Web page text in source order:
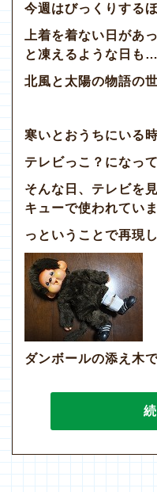
今週はびっくりする
上着を着ない日があ
と凍えるような日も…
北風と太陽の物語の
寒いとおうちにいる
テレビっこ？になっ
そんな日、テレビを
キューで使われてい
っということで再現
ダンボールの添え木で